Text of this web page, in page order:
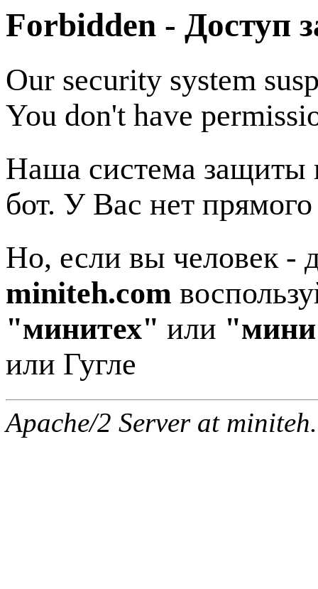
Forbidden - Доступ
Our security system
You don't have
Наша система защиты
бот. У Вас нет
Но, если вы человек -
miniteh.com
"минитех" или "мини
или Гугле
Apache/2 Server at